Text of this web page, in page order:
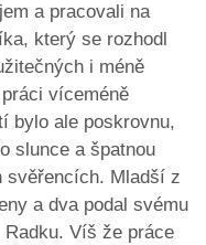
a pracovali na
který se rozhodl
i méně
víceméně
bylo ale poskrovnu,
slunce a špatnou
svěřencích. Mladší z
a dva podal svému
Radku. Víš že práce